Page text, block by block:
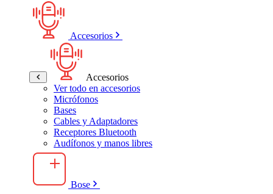
Accesorios
Accesorios
Ver todo en accesorios
Micrófonos
Bases
Cables y Adaptadores
Receptores Bluetooth
Audífonos y manos libres
Bose